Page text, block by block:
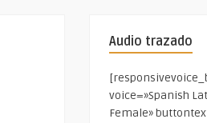
Audio trazado
voice=»Spanish
Female»